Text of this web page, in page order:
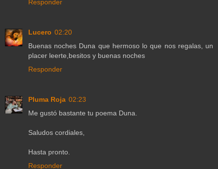
Responder
Lucero 02:20
Buenas noches Duna que hermoso lo que nos regalas, un
placer leerte,besitos y buenas noches
Responder
Pluma Roja 02:23
Me gustó bastante tu poema Duna.
Saludos cordiales,
Hasta pronto.
Responder